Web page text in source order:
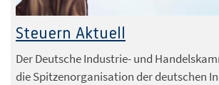
Steuern Aktuell
Der Deutsche Industrie- und
die Spitzenorganisation der deutschen